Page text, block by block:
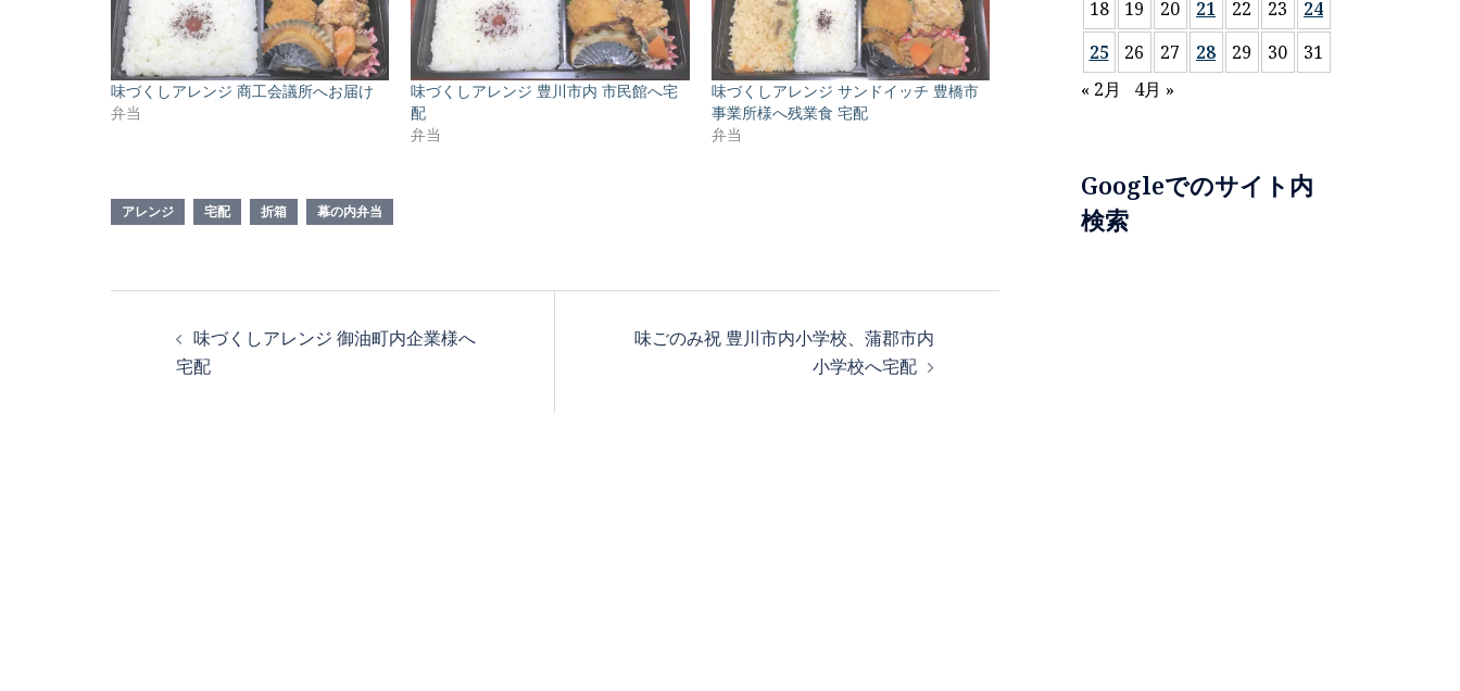
味づくしアレンジ 商工会議所へお届け
弁当
味づくしアレンジ 豊川市内 市民館へ宅
配
弁当
味づくしアレンジ サンドイッチ 豊橋市
事業所様へ残業食 宅配
弁当
アレンジ 宅配 折箱 幕の内弁当
味づくしアレンジ 御油町内企業様へ
宅配
味ごのみ祝 豊川市内小学校、蒲郡市内
小学校へ宅配
18 19 20 21 22 23
24
25
26 27 28 29 30
31
« 2月
4月 »
Googleでのサイト内
検索